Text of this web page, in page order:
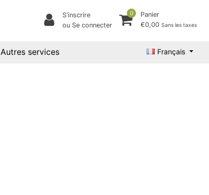
S'inscrire
ou Se connecter
0
Panier
€0,00 Sans les taxes
Autres services Français